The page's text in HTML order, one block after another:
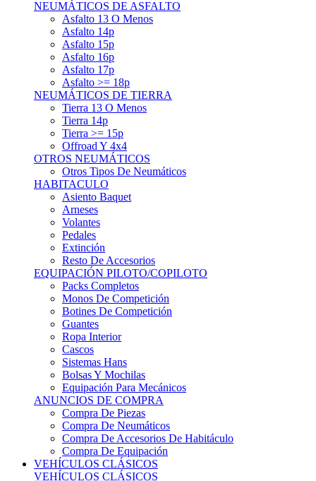
Asfalto 14p
Asfalto 15p
Asfalto 16p
Asfalto 17p
Asfalto >= 18p
NEUMÁTICOS DE TIERRA
Tierra 13 O Menos
Tierra 14p
Tierra >= 15p
Offroad Y 4x4
OTROS NEUMÁTICOS
Otros Tipos De Neumáticos
HABITACULO
Asiento Baquet
Arneses
Volantes
Pedales
Extinción
Resto De Accesorios
EQUIPACIÓN PILOTO/COPILOTO
Packs Completos
Monos De Competición
Botines De Competición
Guantes
Ropa Interior
Cascos
Sistemas Hans
Bolsas Y Mochilas
Equipación Para Mecánicos
ANUNCIOS DE COMPRA
Compra De Piezas
Compra De Neumáticos
Compra De Accesorios De Habitáculo
Compra De Equipación
VEHÍCULOS CLÁSICOS
VEHÍCULOS CLÁSICOS
Clásicos De Calle